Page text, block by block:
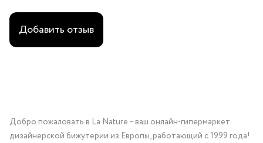
Добавить отзыв
Добро пожаловать в La Nature – ваш онлайн-гипермаркет
дизайнерской бижутерии из Европы, работающий с 1999 года!